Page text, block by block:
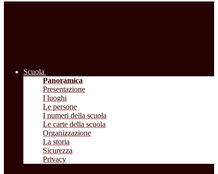
Scuola
Panoramica
Presentazione
I luoghi
Le persone
I numeri della scuola
Le carte della scuola
Organizzazione
La storia
Sicurezza
Privacy